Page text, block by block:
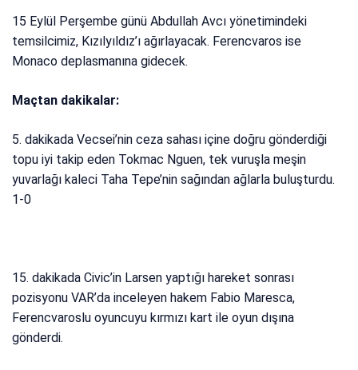
15 Eylül Perşembe günü Abdullah Avcı yönetimindeki
temsilcimiz, Kızılyıldız’ı ağırlayacak. Ferencvaros ise
Monaco deplasmanına gidecek.
Maçtan dakikalar:
5. dakikada Vecsei’nin ceza sahası içine doğru gönderdiği
topu iyi takip eden Tokmac Nguen, tek vuruşla meşin
yuvarlağı kaleci Taha Tepe’nin sağından ağlarla buluşturdu.
1-0
15. dakikada Civic’in Larsen yaptığı hareket sonrası
pozisyonu VAR’da inceleyen hakem Fabio Maresca,
Ferencvaroslu oyuncuyu kırmızı kart ile oyun dışına
gönderdi.